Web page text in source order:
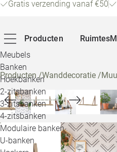
Gratis verzending vanaf €50
Producten
Meubels
Banken
Hoekbanken
2-zitsbanken
3-zitsbanken
4-zitsbanken
Modulaire banken
U-banken
Ruimtes
Producten/Wanddecoratie /